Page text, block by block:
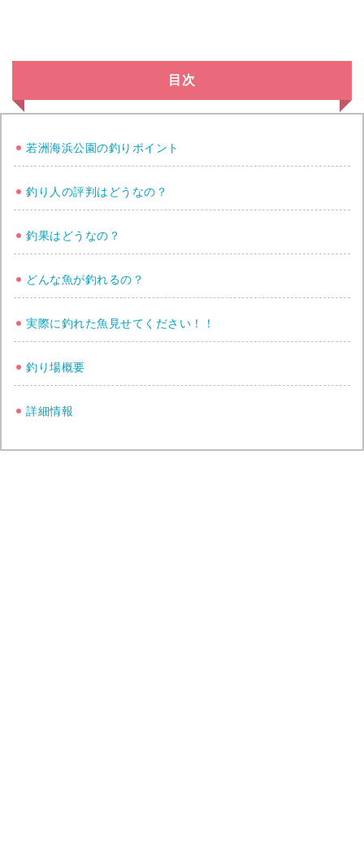
目次
若洲海浜公園の釣りポイント
釣り人の評判はどうなの？
釣果はどうなの？
どんな魚が釣れるの？
実際に釣れた魚見せてください！！
釣り場概要
詳細情報